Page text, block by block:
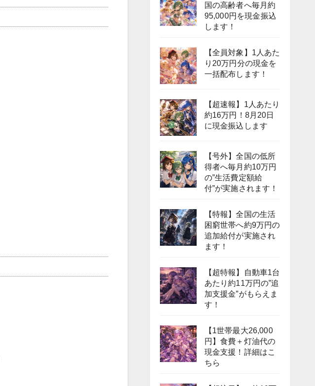
国の高齢者へ毎月約
95,000円を現金振込
します！
【全員対象】1人あた
り20万円分の現金を
一括配布します！
【超速報】1人あたり
約16万円！8月20日
に現金振込します
【号外】全国の低所
得者へ毎月約10万円
の”生活費定額給
付”が実施されます！
【特報】全国の生活
困窮世帯へ約9万円の
追加給付が実施され
ます！
【超特報】自動車1台
あたり約11万円の”追
加支援金”がもらえま
す！
【1世帯最大26,000
円】食費＋灯油代の
現金支援！詳細はこ
ちら